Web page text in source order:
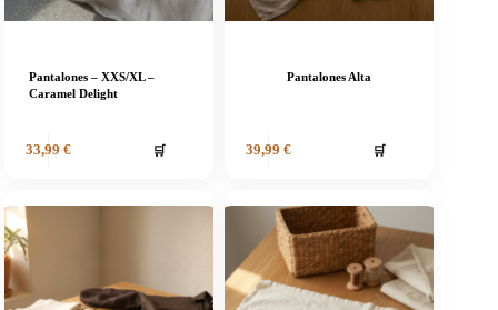
Pantalones – XXS/XL –
Caramel Delight
33,99 € 🛒
Pantalones Alta
39,99 € 🛒